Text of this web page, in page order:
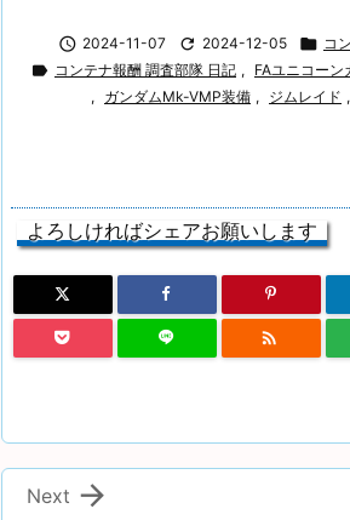
 2024-11-07  2024-12-05  コ
 コンテナ報酬 調査部隊 日記 , FAユニコーン
,
ガンダムMk-VMP装備 , ジムレイド ,
よろしければシェアお願いします


Next